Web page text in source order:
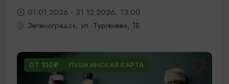
01.01.2026 - 31.12.2026, 13:00
Зеленоградск, ул. Тургенева, 1Б
ОТ 100₽ ПУШКИНСКАЯ КАРТА